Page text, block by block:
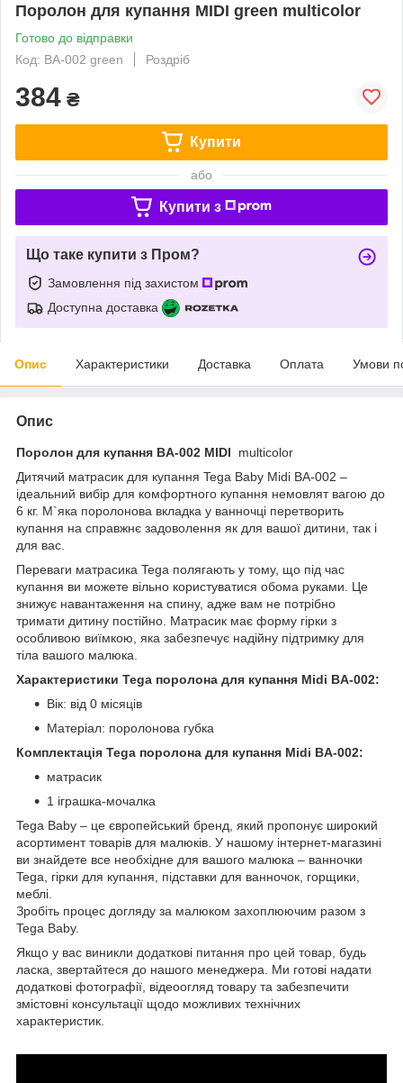
Поролон для купання MIDI green multicolor
Готово до відправки
Код: BA-002 green
Роздріб
384 ₴
Купити
або
Купити з
Що таке купити з Пром?
Замовлення під захистом
Доступна доставка
Опис Характеристики Доставка Оплата Умови
Опис
Поролон для купання BA-002 MIDI
multicolor
Дитячий матрасик для купання Tega Baby Midi BA-002 –
ідеальний вибір для комфортного купання немовлят вагою до
6 кг. М`яка поролонова вкладка у ванночці перетворить
купання на справжнє задоволення як для вашої дитини, так і
для вас.
Переваги матрасика Tega полягають у тому, що під час
купання ви можете вільно користуватися обома руками. Це
знижує навантаження на спину, адже вам не потрібно
тримати дитину постійно. Матрасик має форму гірки з
особливою виїмкою, яка забезпечує надійну підтримку для
тіла вашого малюка.
Характеристики Tega поролона для купання Midi BA-002:
Вік: від 0 місяців
Матеріал: поролонова губка
Комплектація Tega поролона для купання Midi BA-002:
матрасик
1 іграшка-мочалка
Tega Baby – це європейський бренд, який пропонує широкий
асортимент товарів для малюків. У нашому інтернет-магазині
ви знайдете все необхідне для вашого малюка – ванночки
Tega, гірки для купання, підставки для ванночок, горщики,
меблі.
Зробіть процес догляду за малюком захоплюючим разом з
Tega Baby.
Якщо у вас виникли додаткові питання про цей товар, будь
ласка, звертайтеся до нашого менеджера. Ми готові надати
додаткові фотографії, відеоогляд товару та забезпечити
змістовні консультації щодо можливих технічних
характеристик.